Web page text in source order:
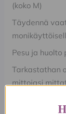
(koko M)
Täydennä
Pesu ja huolto
Tarkastathan
mittojasi
Jos olet